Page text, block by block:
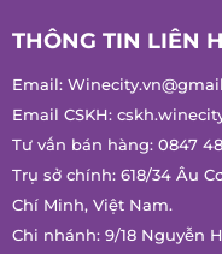
THÔNG TIN LIÊN
Email:
Email CSKH:
Tư vấn bán hàng: 0847
Trụ sở chính: 618/34 Âu
Chí Minh, Việt Nam.
Chi nhánh: 9/18 Nguyễn